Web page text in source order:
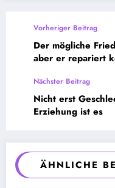
Vorheriger Beitrag
Der mögliche
aber er repariert
Nächster Beitrag
Nicht erst
Erziehung ist es
ÄHNLICHE